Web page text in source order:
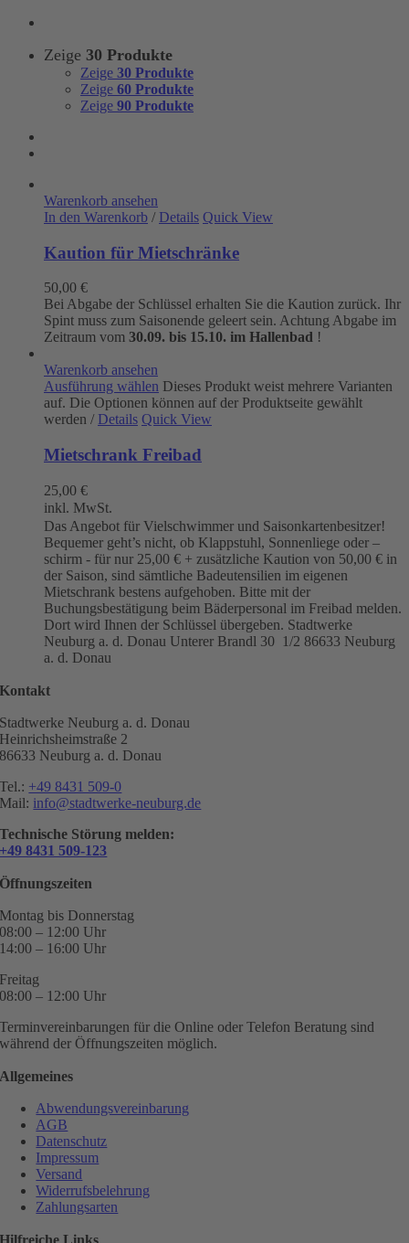
Zeige 30 Produkte
Zeige 30 Produkte
Zeige 60 Produkte
Zeige 90 Produkte
Warenkorb ansehen
In den Warenkorb / Details Quick View
Kaution für Mietschränke
50,00 €
Bei Abgabe der Schlüssel erhalten Sie die Kaution zurück. Ihr
Spint muss zum Saisonende geleert sein. Achtung Abgabe im
Zeitraum vom 30.09. bis 15.10. im Hallenbad !
Warenkorb ansehen
Ausführung wählen Dieses Produkt weist mehrere Varianten
auf. Die Optionen können auf der Produktseite gewählt
werden / Details Quick View
Mietschrank Freibad
25,00 €
inkl. MwSt.
Das Angebot für Vielschwimmer und Saisonkartenbesitzer!
Bequemer geht’s nicht, ob Klappstuhl, Sonnenliege oder –
schirm - für nur 25,00 € + zusätzliche Kaution von 50,00 € in
der Saison, sind sämtliche Badeutensilien im eigenen
Mietschrank bestens aufgehoben. Bitte mit der
Buchungsbestätigung beim Bäderpersonal im Freibad melden.
Dort wird Ihnen der Schlüssel übergeben. Stadtwerke
Neuburg a. d. Donau Unterer Brandl 30 1/2 86633 Neuburg
a. d. Donau
Kontakt
Stadtwerke Neuburg a. d. Donau
Heinrichsheimstraße 2
86633 Neuburg a. d. Donau
Tel.: +49 8431 509-0
Mail: info@stadtwerke-neuburg.de
Technische Störung melden:
+49 8431 509-123
Öffnungszeiten
Montag bis Donnerstag
08:00 – 12:00 Uhr
14:00 – 16:00 Uhr
Freitag
08:00 – 12:00 Uhr
Terminvereinbarungen für die Online oder Telefon Beratung sind
während der Öffnungszeiten möglich.
Allgemeines
Abwendungsvereinbarung
AGB
Datenschutz
Impressum
Versand
Widerrufsbelehrung
Zahlungsarten
Hilfreiche Links